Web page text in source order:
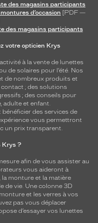
des magasins participants
d’occasion [PDF —
des magasins participants
votre opticien Krys
à la vente de lunettes
de solaires pour l’été. Nos
de nombreux produits et
contact ; des solutions
; des conseils pour
adulte et enfant.
bénéficier des services de
vous permettront
un prix transparent.
Krys ?
afin de vous assister au
vous aideront à
la monture et la matière
de vie. Une colonne 3D
et les verres à vos
pas vous déplacer
d’essayer vos lunettes